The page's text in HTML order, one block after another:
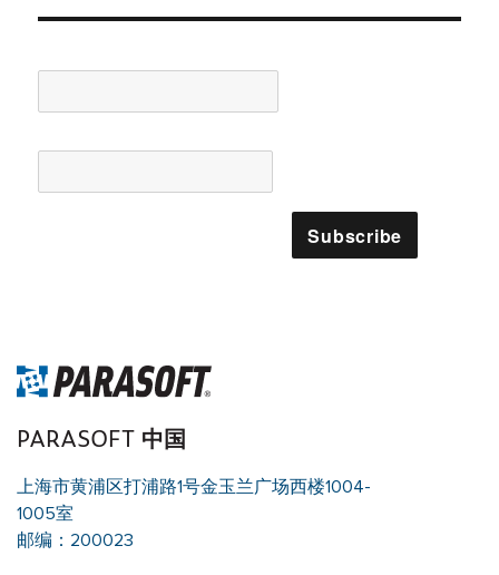
PARASOFT 中国
上海市黄浦区打浦路1号金玉兰广场西楼1004-
1005室
邮编：200023